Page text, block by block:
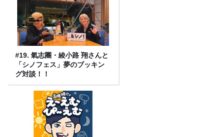
#19. 氣志團・綾小路 翔さんと
「シノフェス」夢のブッキン
グ対談！！